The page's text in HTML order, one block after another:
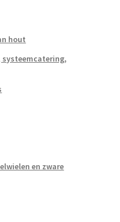
hout
systeemcatering,
en zware